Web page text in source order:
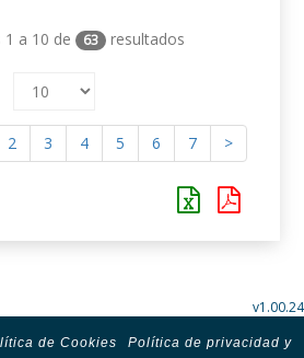
1 a 10 de 63 resultados
2 3 4 5 6 7 >
v1.00.24
de Cookies
Política de privacidad y